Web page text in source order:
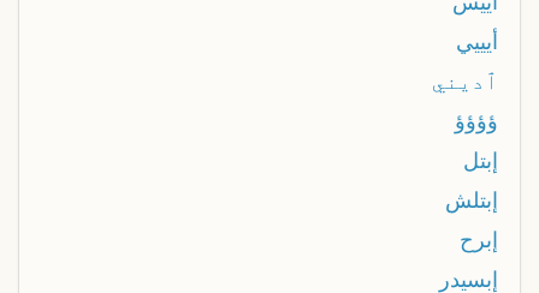
أيييي
ٱديني
ؤؤؤؤ
إبتل
إبتلش
إبرح
إبسيدر